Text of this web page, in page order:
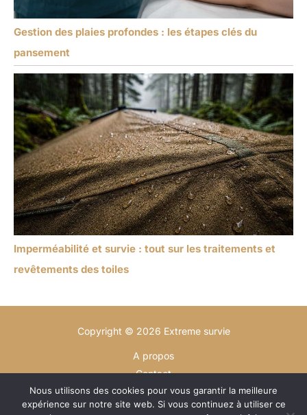
Gestion des plaies profondes : les étapes clés du
pansement
Imperméabilité et survie : tout sur les traitements et
revêtements des toiles
Copyright © 2026 Extreme survie
A propos
Contact
Plan du site
Mentions légales
Nous utilisons des cookies pour vous garantir la meilleure
expérience sur notre site web. Si vous continuez à utiliser ce